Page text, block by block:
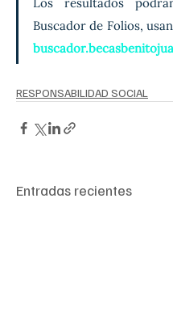
RESPONSABILIDAD SOCIAL
Entradas recientes